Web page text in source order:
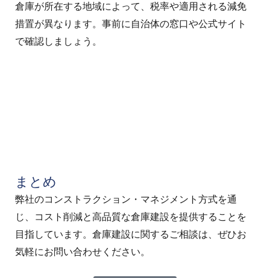
倉庫が所在する地域によって、税率や適用される減免
措置が異なります。事前に自治体の窓口や公式サイト
で確認しましょう。
まとめ
弊社のコンストラクション・マネジメント方式を通
じ、コスト削減と高品質な倉庫建設を提供することを
目指しています。倉庫建設に関するご相談は、ぜひお
気軽にお問い合わせください。